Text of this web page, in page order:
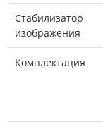
Стабилизатор
изображения
Комплектация